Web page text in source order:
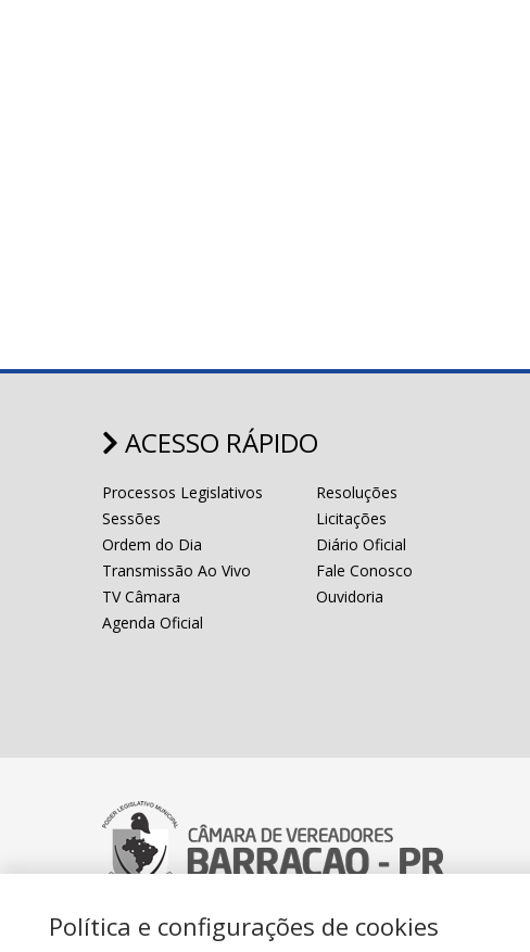
ACESSO RÁPIDO
Processos Legislativos
Sessões
Ordem do Dia
Transmissão Ao Vivo
TV Câmara
Agenda Oficial
Resoluções
Licitações
Diário Oficial
Fale Conosco
Ouvidoria
Política e configurações de cookies